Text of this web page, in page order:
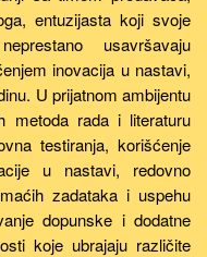
entuzijasta koji svoje
usavršavaju
inovacija u nastavi,
U prijatnom ambijentu
metoda rada i literaturu
testiranja, korišćenje
u nastavi, redovno
zadataka i uspehu
dopunske i dodatne
koje ubrajaju različite